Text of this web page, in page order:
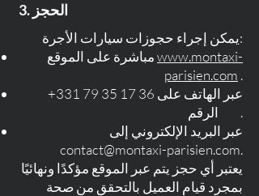
3. الحجز
يمكن إجراء حجوزات سيارات الأجرة:
www.montaxi-
parisien.com .
+331 79 35 17 36 عبر الهاتف على
الرقم .
عبر البريد الإلكتروني إلى
contact@montaxi-parisien.com.
يعتبر أي حجز يتم عبر الموقع مؤكدًا ونهائيًا
بمجرد قيام العميل بالتحقق من صحة